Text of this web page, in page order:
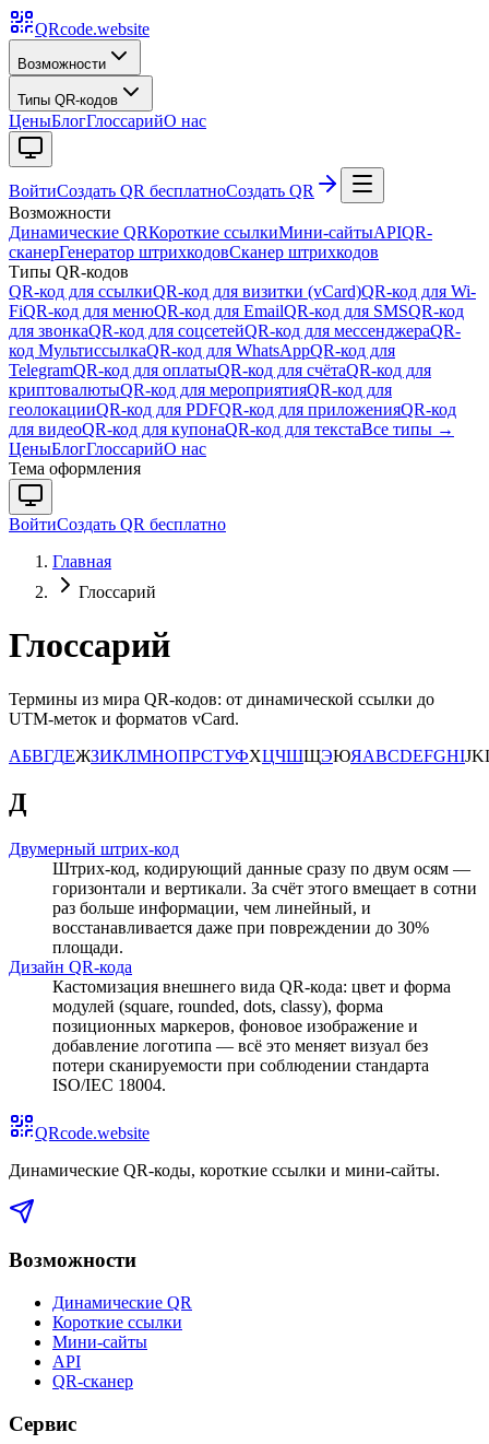
QRcode.website
Возможности
Типы QR-кодов
ЦеныБлогГлоссарийО нас
ВойтиСоздать QR бесплатноСоздать QR
Возможности
Динамические QRКороткие ссылкиМини-сайтыAPIQR-
сканерГенератор штрихкодовСканер штрихкодов
Типы QR-кодов
QR-код для ссылкиQR-код для визитки (vCard)QR-код для Wi-
FiQR-код для менюQR-код для EmailQR-код для SMSQR-код
для звонкаQR-код для соцсетейQR-код для мессенджераQR-
код МультиссылкаQR-код для WhatsAppQR-код для
TelegramQR-код для оплатыQR-код для счётаQR-код для
криптовалютыQR-код для мероприятияQR-код для
геолокацииQR-код для PDFQR-код для приложенияQR-код
для видеоQR-код для купонаQR-код для текстаВсе типы →
ЦеныБлогГлоссарийО нас
Тема оформления
ВойтиСоздать QR бесплатно
Главная
Глоссарий
Глоссарий
Термины из мира QR-кодов: от динамической ссылки до
UTM-меток и форматов vCard.
АБВГДЕЖЗИКЛМНОПРСТУФХЦЧШЩЭЮЯABCDEFGHIJK
Д
Двумерный штрих-код
Штрих-код, кодирующий данные сразу по двум осям —
горизонтали и вертикали. За счёт этого вмещает в сотни
раз больше информации, чем линейный, и
восстанавливается даже при повреждении до 30%
площади.
Дизайн QR-кода
Кастомизация внешнего вида QR-кода: цвет и форма
модулей (square, rounded, dots, classy), форма
позиционных маркеров, фоновое изображение и
добавление логотипа — всё это меняет визуал без
потери сканируемости при соблюдении стандарта
ISO/IEC 18004.
QRcode.website
Динамические QR-коды, короткие ссылки и мини-сайты.
Возможности
Динамические QR
Короткие ссылки
Мини-сайты
API
QR-сканер
Сервис